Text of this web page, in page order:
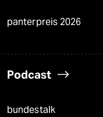
panterpreis 2026
Podcast
bundestalk